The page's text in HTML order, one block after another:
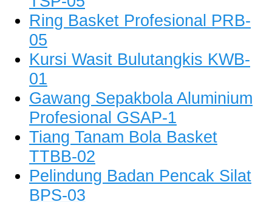
Ring Basket Profesional PRB-
05
Kursi Wasit Bulutangkis KWB-
01
Gawang Sepakbola Aluminium
Profesional GSAP-1
Tiang Tanam Bola Basket
TTBB-02
Pelindung Badan Pencak Silat
BPS-03